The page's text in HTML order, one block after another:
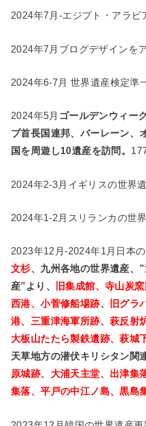
2024年7月-エジプト・アラビ
2024年7月ブログデザインを
2024年6-7月 世界遺産検定準
2024年5月 ゴールデンウィー
ブ首長国連邦、バーレーン、
国を周遊し10遺産を訪問。
2024年2-3月イギリスの世界遺
2024年1-2月スリランカの世界
2023年12月-2024年1月日本の
文杉、 九州各地の世界遺産、
産”より、
旧集成館、寺山炭
西港、小菅修船場跡、旧グラ
港、三重津海軍所跡、萩反射
大板山たたら製鉄遺跡、萩城
天草地方の潜伏キリシタン関
原城跡、大浦天主堂、出津集
集落、平戸の中江ノ島、黒島